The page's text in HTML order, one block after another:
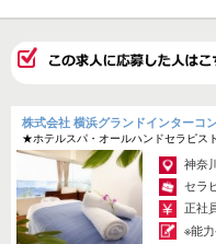
株式会社 横浜グランドインターコ
★ホテルスパ・オールハンドセラピス
神奈
セラ
正社